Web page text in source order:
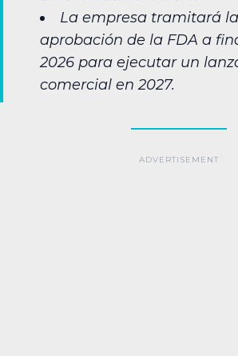
La empresa tramitará la
aprobación de la FDA a
2026 para ejecutar un
comercial en 2027.